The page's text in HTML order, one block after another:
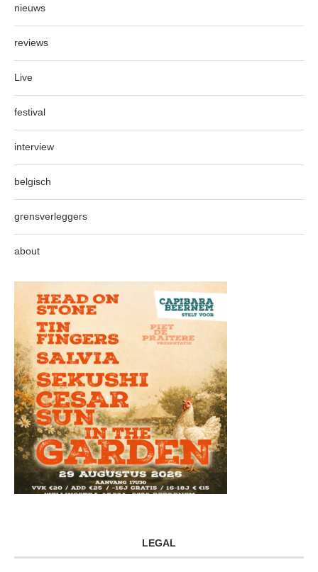
nieuws
reviews
Live
festival
interview
belgisch
grensverleggers
about
LEGAL